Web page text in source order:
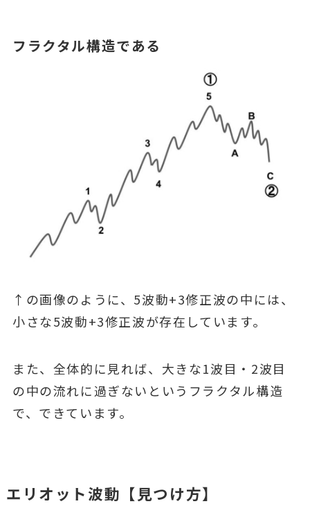
フラクタル構造である
↑の画像のように、5波動+3修正波の中には、
小さな5波動+3修正波が存在しています。
また、全体的に見れば、大きな1波目・2波目
の中の流れに過ぎないというフラクタル構造
で、できています。
エリオット波動【見つけ方】